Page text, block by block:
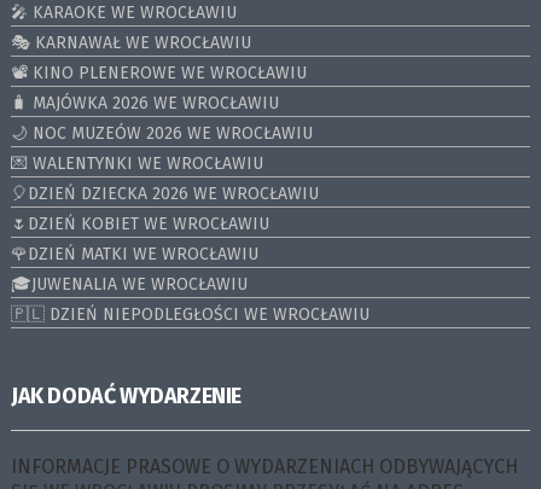
🎤 KARAOKE WE WROCŁAWIU
🎭 KARNAWAŁ WE WROCŁAWIU
📽️ KINO PLENEROWE WE WROCŁAWIU
🧳 MAJÓWKA 2026 WE WROCŁAWIU
🌙 NOC MUZEÓW 2026 WE WROCŁAWIU
💌 WALENTYNKI WE WROCŁAWIU
🎈DZIEŃ DZIECKA 2026 WE WROCŁAWIU
🌷DZIEŃ KOBIET WE WROCŁAWIU
🌹DZIEŃ MATKI WE WROCŁAWIU
🎓JUWENALIA WE WROCŁAWIU
🇵🇱 DZIEŃ NIEPODLEGŁOŚCI WE WROCŁAWIU
JAK DODAĆ WYDARZENIE
INFORMACJE PRASOWE O WYDARZENIACH ODBYWAJĄCYCH